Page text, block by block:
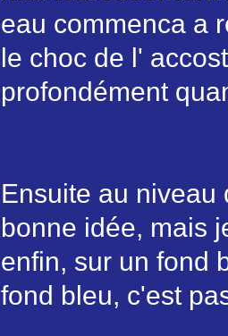
eau commenca a
le choc de l'
profondément
Ensuite au niveau
bonne idée, mais
enfin, sur un fond
fond bleu, c'est